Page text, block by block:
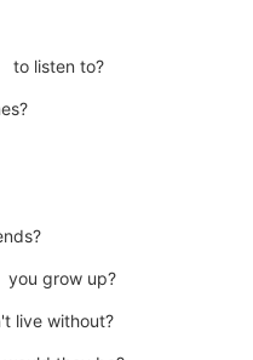
to listen to?
grow up?
live without?